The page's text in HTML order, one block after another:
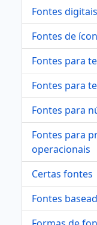
Fontes digitais
Fontes de
Fontes para
Fontes para
Fontes para
Fontes para
operacionais
Certas fontes
Fontes